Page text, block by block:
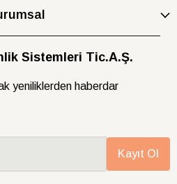
Sistemleri Tic.A.Ş.
yeniliklerden haberdar
Kayıt Ol